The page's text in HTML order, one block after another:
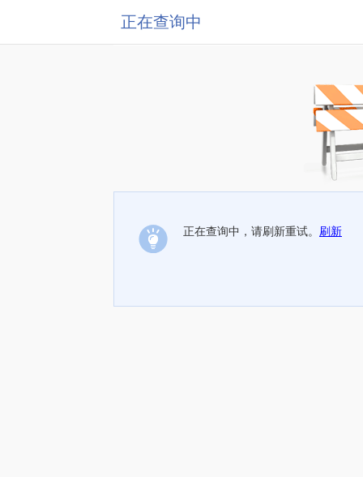
正在查询中
正在查询中，请刷新重试。 刷新